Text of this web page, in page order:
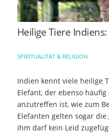
Heilige Tiere
SPIRITUALITÄT & RELIGION
Indien kennt viele heilige
Elefant, der ebenso
anzutreffen ist, wie zum
Elefanten gelten sogar
ihm darf kein Leid